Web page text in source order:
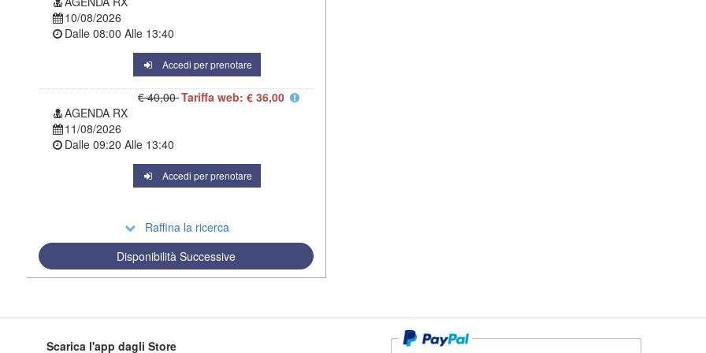
10/08/2026
Dalle 08:00 Alle 13:40
Accedi per prenotare
€ 40,00Tariffa web: € 36,00
AGENDA RX
11/08/2026
Dalle 09:20 Alle 13:40
Accedi per prenotare
Raffina la ricerca
Disponibilità Successive
Scarica l'app dagli Store